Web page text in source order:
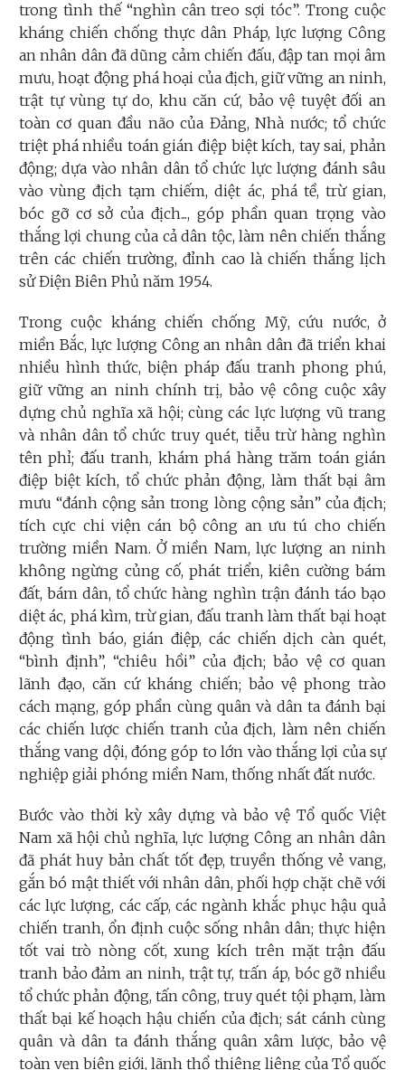
trong tình thế “nghìn cân treo sợi tóc”. Trong cuộc
kháng chiến chống thực dân Pháp, lực lượng Công
an nhân dân đã dũng cảm chiến đấu, đập tan mọi âm
mưu, hoạt động phá hoại của địch, giữ vững an ninh,
trật tự vùng tự do, khu căn cứ, bảo vệ tuyệt đối an
toàn cơ quan đầu não của Đảng, Nhà nước; tổ chức
triệt phá nhiều toán gián điệp biệt kích, tay sai, phản
động; dựa vào nhân dân tổ chức lực lượng đánh sâu
vào vùng địch tạm chiếm, diệt ác, phá tề, trừ gian,
bóc gỡ cơ sở của địch..., góp phần quan trọng vào
thắng lợi chung của cả dân tộc, làm nên chiến thắng
trên các chiến trường, đỉnh cao là chiến thắng lịch
sử Điện Biên Phủ năm 1954.
Trong cuộc kháng chiến chống Mỹ, cứu nước, ở
miền Bắc, lực lượng Công an nhân dân đã triển khai
nhiều hình thức, biện pháp đấu tranh phong phú,
giữ vững an ninh chính trị, bảo vệ công cuộc xây
dựng chủ nghĩa xã hội; cùng các lực lượng vũ trang
và nhân dân tổ chức truy quét, tiễu trừ hàng nghìn
tên phỉ; đấu tranh, khám phá hàng trăm toán gián
điệp biệt kích, tổ chức phản động, làm thất bại âm
mưu “đánh cộng sản trong lòng cộng sản” của địch;
tích cực chi viện cán bộ công an ưu tú cho chiến
trường miền Nam. Ở miền Nam, lực lượng an ninh
không ngừng củng cố, phát triển, kiên cường bám
đất, bám dân, tổ chức hàng nghìn trận đánh táo bạo
diệt ác, phá kìm, trừ gian, đấu tranh làm thất bại hoạt
động tình báo, gián điệp, các chiến dịch càn quét,
“bình định”, “chiêu hồi” của địch; bảo vệ cơ quan
lãnh đạo, căn cứ kháng chiến; bảo vệ phong trào
cách mạng, góp phần cùng quân và dân ta đánh bại
các chiến lược chiến tranh của địch, làm nên chiến
thắng vang dội, đóng góp to lớn vào thắng lợi của sự
nghiệp giải phóng miền Nam, thống nhất đất nước.
Bước vào thời kỳ xây dựng và bảo vệ Tổ quốc Việt
Nam xã hội chủ nghĩa, lực lượng Công an nhân dân
đã phát huy bản chất tốt đẹp, truyền thống vẻ vang,
gắn bó mật thiết với nhân dân, phối hợp chặt chẽ với
các lực lượng, các cấp, các ngành khắc phục hậu quả
chiến tranh, ổn định cuộc sống nhân dân; thực hiện
tốt vai trò nòng cốt, xung kích trên mặt trận đấu
tranh bảo đảm an ninh, trật tự, trấn áp, bóc gỡ nhiều
tổ chức phản động, tấn công, truy quét tội phạm, làm
thất bại kế hoạch hậu chiến của địch; sát cánh cùng
quân và dân ta đánh thắng quân xâm lược, bảo vệ
toàn vẹn biên giới, lãnh thổ thiêng liêng của Tổ quốc